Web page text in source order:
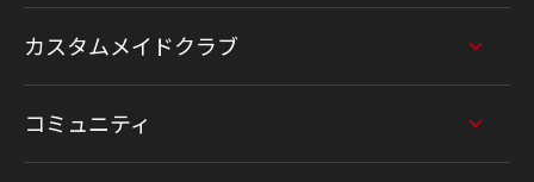
カスタムメイドクラブ
コミュニティ